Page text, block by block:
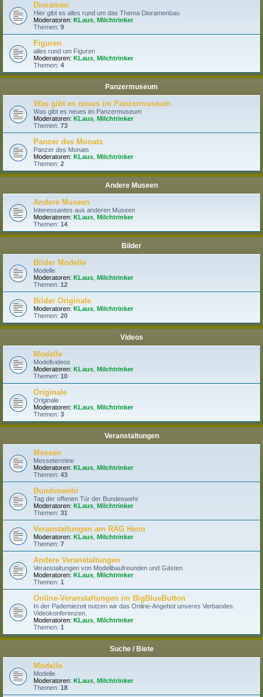
Dioramen
Hier gibt es alles rund um das Thema Dioramenbau
Moderatoren: KLaus Milchtrinker
Themen: 9
Figuren
alles rund um Figuren
Moderatoren: KLaus Milchtrinker
Themen: 4
Panzermuseum
Was gibt es neues im Panzermuseum
Was gibt es neues im Panzermuseum
Moderatoren: KLaus Milchtrinker
Themen: 73
Panzer des Monats
Panzer des Monats
Moderatoren: KLaus Milchtrinker
Themen: 2
Andere Museen
Andere Museen
Interessantes aus anderen Museen
Moderatoren: KLaus Milchtrinker
Themen: 14
Bilder
Bilder Modelle
Modelle
Moderatoren: KLaus Milchtrinker
Themen: 12
Bilder Originale
Moderatoren: KLaus Milchtrinker
Themen: 20
Videos
Modelle
Modellvideos
Moderatoren: KLaus Milchtrinker
Themen: 10
Originale
Originale
Moderatoren: KLaus Milchtrinker
Themen: 3
Veranstaltungen
Messen
Messetermine
Moderatoren: KLaus Milchtrinker
Themen: 43
Bundeswehr
Tag der offenen Tür der Bundeswehr
Moderatoren: KLaus Milchtrinker
Themen: 31
Veranstaltungen am RAG Heim
Moderatoren: KLaus Milchtrinker
Themen: 7
Andere Veranstaltungen
Veranstaltungen von Modellbaufreunden und Gästen
Moderatoren: KLaus Milchtrinker
Themen: 1
Online-Veranstaltungen im BigBlueButton
In der Pademiezeit nutzen wir das Online-Angebot unseres Verbandes.
Videokonferenzen.
Moderatoren: KLaus Milchtrinker
Themen: 1
Suche / Biete
Modelle
Modelle
Moderatoren: KLaus Milchtrinker
Themen: 18